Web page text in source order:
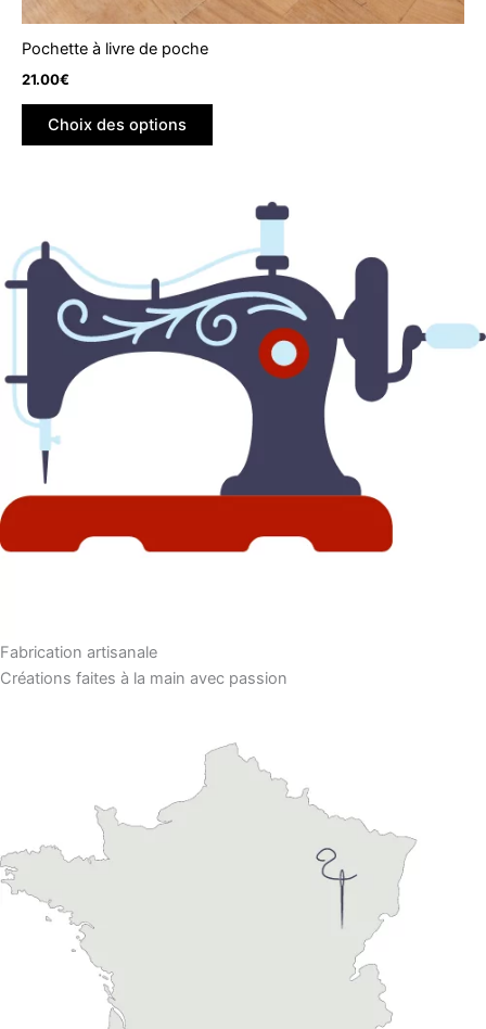
Pochette à livre de poche
21.00€
Choix des options
Fabrication artisanale
Créations faites à la main avec passion